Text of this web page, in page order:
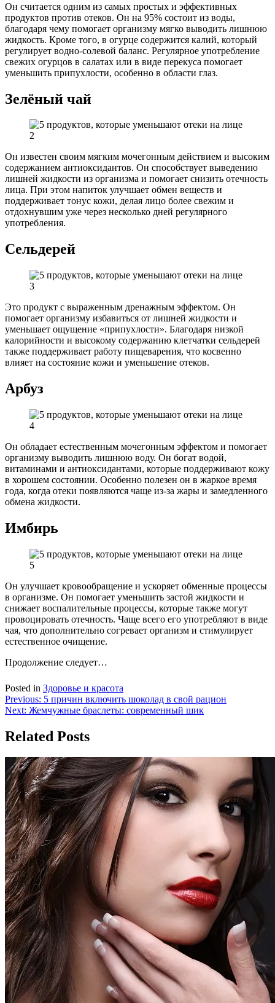
Он считается одним из самых простых и эффективных
продуктов против отеков. Он на 95% состоит из воды,
благодаря чему помогает организму мягко выводить лишнюю
жидкость. Кроме того, в огурце содержится калий, который
регулирует водно-солевой баланс. Регулярное употребление
свежих огурцов в салатах или в виде перекуса помогает
уменьшить припухлости, особенно в области глаз.
Зелёный чай
Он известен своим мягким мочегонным действием и высоким
содержанием антиоксидантов. Он способствует выведению
лишней жидкости из организма и помогает снизить отечность
лица. При этом напиток улучшает обмен веществ и
поддерживает тонус кожи, делая лицо более свежим и
отдохнувшим уже через несколько дней регулярного
употребления.
Сельдерей
Это продукт с выраженным дренажным эффектом. Он
помогает организму избавиться от лишней жидкости и
уменьшает ощущение «припухлости». Благодаря низкой
калорийности и высокому содержанию клетчатки сельдерей
также поддерживает работу пищеварения, что косвенно
влияет на состояние кожи и уменьшение отеков.
Арбуз
Он обладает естественным мочегонным эффектом и помогает
организму выводить лишнюю воду. Он богат водой,
витаминами и антиоксидантами, которые поддерживают кожу
в хорошем состоянии. Особенно полезен он в жаркое время
года, когда отеки появляются чаще из-за жары и замедленного
обмена жидкости.
Имбирь
Он улучшает кровообращение и ускоряет обменные процессы
в организме. Он помогает уменьшить застой жидкости и
снижает воспалительные процессы, которые также могут
провоцировать отечность. Чаще всего его употребляют в виде
чая, что дополнительно согревает организм и стимулирует
естественное очищение.
Продолжение следует…
Posted in Здоровье и красота
Навигация
по
записям
Previous: 5 причин включить шоколад в свой рацион
Next: Жемчужные браслеты: современный шик
Related Posts